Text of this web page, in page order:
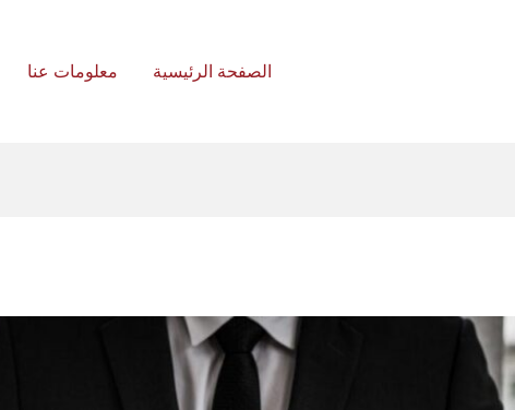
الصفحة الرئيسية معلومات عنا